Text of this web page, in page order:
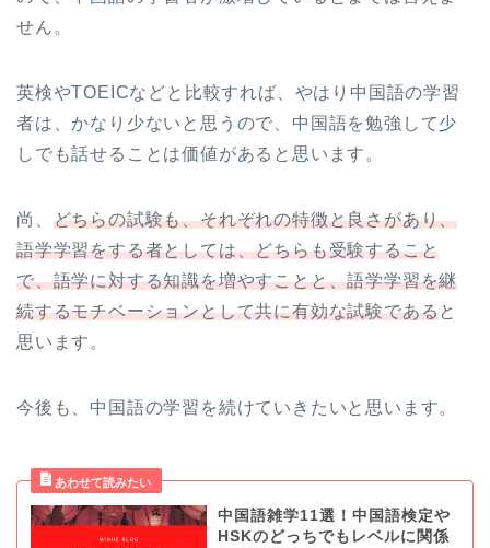
せん。
英検やTOEICなどと比較すれば、やはり中国語の学習
者は、かなり少ないと思うので、中国語を勉強して少
しでも話せることは価値があると思います。
尚、 どちらの試験も、それぞれの特徴と良さがあり、
語学学習をする者としては、どちらも受験すること
で、語学に対する知識を増やすことと、語学学習を継
続するモチベーションとして共に有効な試験であると
思います。
今後も、中国語の学習を続けていきたいと思います。
中国語雑学11選！中国語検定や
HSKのどっちでもレベルに関係